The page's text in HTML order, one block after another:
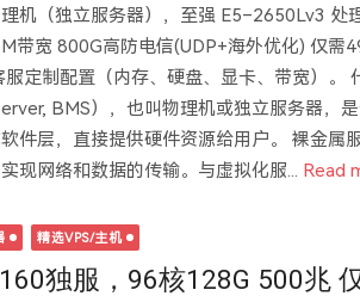
机（独立服务器），至强 E5–2650Lv3 处
带宽 800G高防电信(UDP+海外优化) 仅需
定制配置（内存、硬盘、显卡、带宽）。
‌BMS），也叫物理机或独立服务器，
件层，直接提供硬件资源给用户。‌ 裸金属
现网络和数据的传输。与虚拟化服... Read
精选VPS/主机
独服，96核128G 500兆